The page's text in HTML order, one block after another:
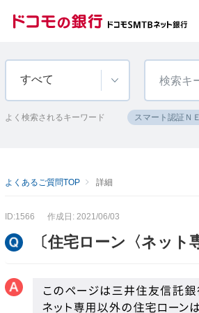
すべて
よく検索されるキーワード スマート認証Ｎ
よくあるご質問TOP 詳細
ID:1566 作成日: 2021/06/03
〔住宅ローン〈ネット